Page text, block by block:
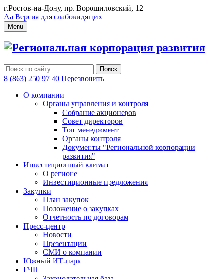
г.Ростов-на-Дону, пр. Ворошиловский, 12
Аа Версия для слабовидящих
Menu
Региональная корпорация развития
8 (863) 250 97 40 Перезвонить
О компании
Органы управления и контроля
Собрание акционеров
Совет директоров
Топ-менеджмент
Органы контроля
Документы "Региональной корпорации
развития"
Инвестиционный климат
О регионе
Инвестиционные предложения
Закупки
План закупок
Положение о закупках
Отчетность по договорам
Пресс-центр
Новости
Презентации
СМИ о компании
Южный ИТ-парк
ГЧП